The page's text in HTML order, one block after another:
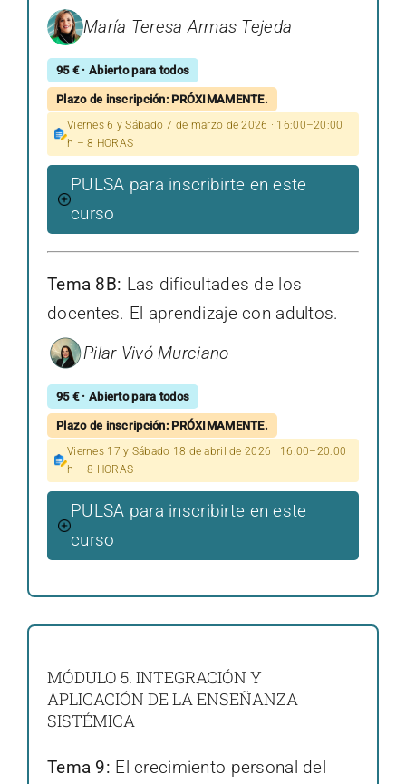
María Teresa Armas Tejeda
95 € · Abierto para todos
Plazo de inscripción: PRÓXIMAMENTE.
Viernes 6 y Sábado 7 de marzo de 2026 · 16:00–20:00
h – 8 HORAS
PULSA para inscribirte en este
curso
Tema 8B: Las dificultades de los
docentes. El aprendizaje con adultos.
Pilar Vivó Murciano
95 € · Abierto para todos
Plazo de inscripción: PRÓXIMAMENTE.
Viernes 17 y Sábado 18 de abril de 2026 · 16:00–20:00
h – 8 HORAS
PULSA para inscribirte en este
curso
MÓDULO 5. INTEGRACIÓN Y
APLICACIÓN DE LA ENSEÑANZA
SISTÉMICA
Tema 9: El crecimiento personal del